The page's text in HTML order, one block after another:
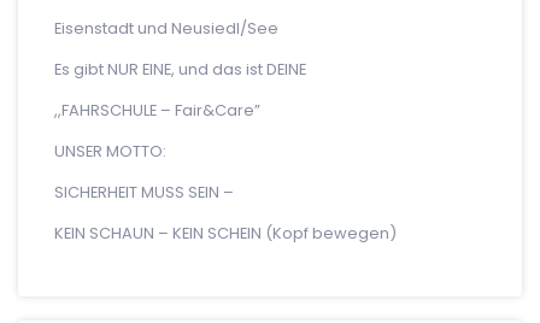
Eisenstadt und Neusiedl/See
Es gibt NUR EINE, und das ist DEINE
,,FAHRSCHULE – Fair&Care”
UNSER MOTTO:
SICHERHEIT MUSS SEIN –
KEIN SCHAUN – KEIN SCHEIN (Kopf bewegen)